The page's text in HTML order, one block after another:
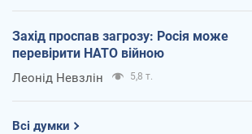
Захід проспав загрозу: Росія може
перевірити НАТО війною
Леонід Невзлін 5,8 т.
Всі думки